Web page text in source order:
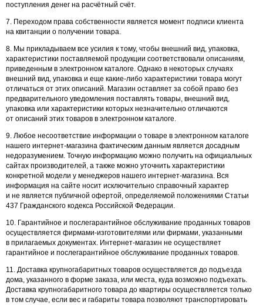
поступления денег на расчётный счёт.
7. Переходом права собственности является момент подписи клиента
на квитанции о получении товара.
8. Мы прикладываем все усилия к тому, чтобы внешний вид, упаковка,
характеристики поставляемой продукции соответствовали описаниям,
приведенным в электронном каталоге. Однако в некоторых случаях
внешний вид, упаковка и еще какие-либо характеристики товара могут
отличаться от этих описаний. Магазин оставляет за собой право без
предварительного уведомления поставлять товары, внешний вид,
упаковка или характеристики которых незначительно отличаются
от описаний этих товаров в электронном каталоге.
9. Любое несоответствие информации о товаре в электронном каталоге
нашего интернет-магазина фактическим данным является досадным
недоразумением. Точную информацию можно получить на официальных
сайтах производителей, а также можно уточнить характеристики
конкретной модели у менеджеров нашего интернет-магазина. Вся
информация на сайте носит исключительно справочный характер
и не является публичной офертой, определяемой положениями Статьи
437 Гражданского кодекса Российской Федерации.
10. Гарантийное и послегарантийное обслуживание проданных товаров
осуществляется фирмами-изготовителями или фирмами, указанными
в прилагаемых документах. Интернет-магазин не осуществляет
гарантийное и послегарантийное обслуживание проданных товаров.
11. Доставка крупногабаритных товаров осуществляется до подъезда
дома, указанного в форме заказа, или места, куда возможно подъехать.
Доставка крупногабаритного товара до квартиры осуществляется только
в том случае, если вес и габариты товара позволяют транспортировать